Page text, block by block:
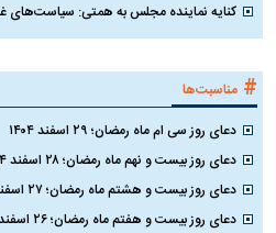
کنایه نماینده مجلس به همتی: سیاست‌های
# مناسبت‌ها
دعای روز سی ام ماه رمضان؛ ۲۹ اسفند ۱۴۰۴
دعای روز بیست و نهم ماه رمضان؛ ۲۸ اسفند ۱۴۰۴
دعای روز بیست و هشتم ماه رمضان؛ ۲۷ اسفند ۱۴۰۴
دعای روز بیست و هفتم ماه رمضان؛ ۲۶ اسفند ۱۴۰۴